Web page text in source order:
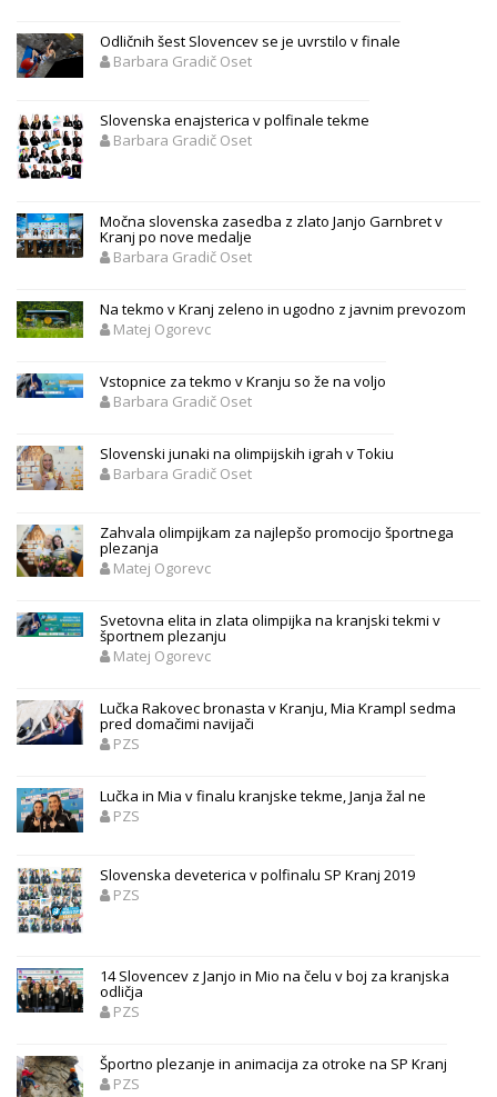
Odličnih šest Slovencev se je uvrstilo v finale
Barbara Gradič Oset
Slovenska enajsterica v polfinale tekme
Barbara Gradič Oset
Močna slovenska zasedba z zlato Janjo Garnbret v
Kranj po nove medalje
Barbara Gradič Oset
Na tekmo v Kranj zeleno in ugodno z javnim prevozom
Matej Ogorevc
Vstopnice za tekmo v Kranju so že na voljo
Barbara Gradič Oset
Slovenski junaki na olimpijskih igrah v Tokiu
Barbara Gradič Oset
Zahvala olimpijkam za najlepšo promocijo športnega
plezanja
Matej Ogorevc
Svetovna elita in zlata olimpijka na kranjski tekmi v
športnem plezanju
Matej Ogorevc
Lučka Rakovec bronasta v Kranju, Mia Krampl sedma
pred domačimi navijači
PZS
Lučka in Mia v finalu kranjske tekme, Janja žal ne
PZS
Slovenska deveterica v polfinalu SP Kranj 2019
PZS
14 Slovencev z Janjo in Mio na čelu v boj za kranjska
odličja
PZS
Športno plezanje in animacija za otroke na SP Kranj
PZS